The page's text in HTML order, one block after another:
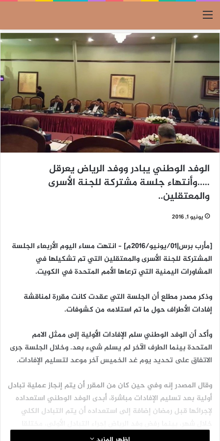
القائمة
الوفد الوطني يبادر ووفد الرياض يعرقل
…..وأنتهاء جلسة مشتركة للجنة الأسرى
والمعتقلين..
يونيو 1, 2016
[مأرب برس|01/يونيو/2016م] – انتهت مساء اليوم الأربعاء الجلسة
المشتركة للجنة الأسرى والمعتقلين التي تم تشكيلها في
المشاورات اليمنية التي ترعاها الأمم المتحدة في الكويت.
وذكر مصدر مطلع أن الجلسة التي عقدت كانت مقررة لمناقشة
إفادات الأطراف حول ما تم استلامه من كشوفات.
وأكد أن الوفد الوطني سلم الإفادات الأولية إلى ممثل الامم
المتحدة بينما الطرف الآخر لم يسلم شيء بعد. وخلال الجلسة جرى
الاتفاق على تحديد يوم غد الخميس آخر موعد لتسليم الإفادات.
وقال المصدر إنه وفي حين كان من المقرر أن يتم إنجاز عملية تبادل
أولية بعد تسليم الإفادات مباشرة، أبدى الوفد الوطني استعداده
لإجرائها قبل رمضان إضافة إلى استعداده أن يتم التبادل الكلي
أعذارا وعراقيل واهية، كما رفض أن يجري التبادل الكلي إلا بعد